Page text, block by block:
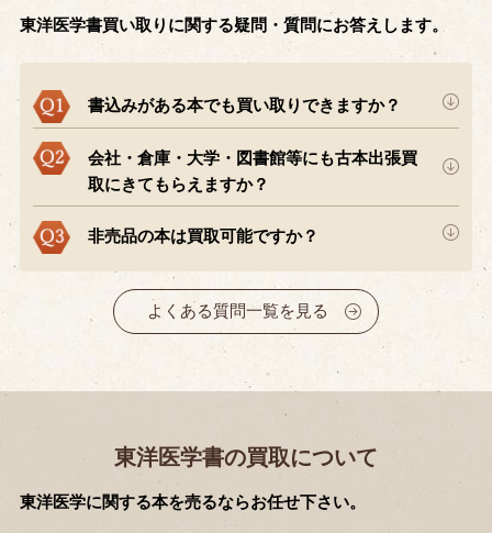
東洋医学書買い取りに関する疑問・質問にお答えします。
書込みがある本でも買い取りできますか？
会社・倉庫・大学・図書館等にも古本出張買
取にきてもらえますか？
非売品の本は買取可能ですか？
よくある質問一覧を見る
東洋医学書の買取について
東洋医学に関する本を売るならお任せ下さい。